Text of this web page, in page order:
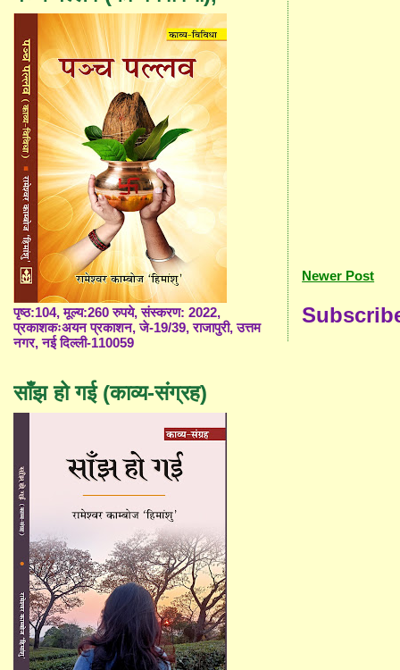
Newer Post
पृष्ठ:104, मूल्य:260 रुपये, संस्करण: 2022,
प्रकाशकःअयन प्रकाशन, जे-19/39, राजापुरी, उत्तम
नगर, नई दिल्ली-110059
साँझ हो गई (काव्य-संग्रह)